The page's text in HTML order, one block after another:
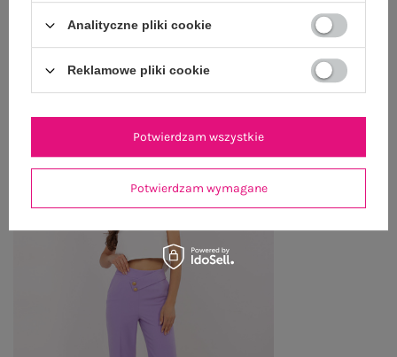
WYSYŁKA I DOSTAWA
ZWROTY I REKLAMACJE
PRODUKTY ZE STYLIZACJI
Analityczne pliki cookie
Reklamowe pliki cookie
Potwierdzam wymagane
Potwierdzam wszystkie